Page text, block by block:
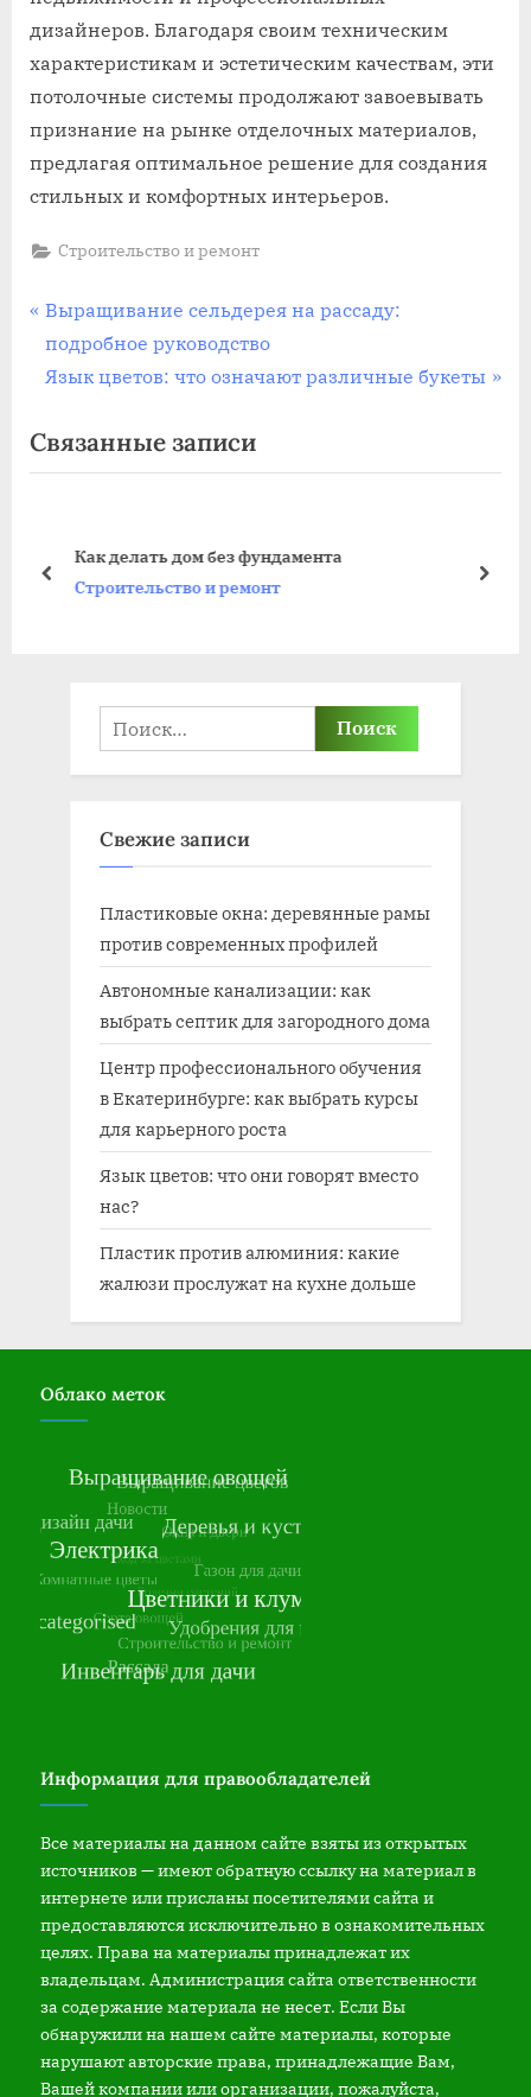
дизайнеров. Благодаря своим техническим
характеристикам и эстетическим качествам, эти
потолочные системы продолжают завоевывать
признание на рынке отделочных материалов,
предлагая оптимальное решение для создания
стильных и комфортных интерьеров.
Строительство и ремонт
Навигация
по
П
р
е
ы
д
а
Выращивание сельдерея на рассаду:
подробное руководство
С
е
д
щ
Язык цветов: что означают различные букеты
Связанные записи
Как делать дом без фундамента
Строительство и ремонт
пред
Найти:
Свежие записи
Пластиковые окна: деревянные рамы
против современных профилей
Автономные канализации: как
выбрать септик для загородного дома
Центр профессионального обучения
в Екатеринбурге: как выбрать курсы
для карьерного роста
Язык цветов: что они говорят вместо
нас?
Пластик против алюминия: какие
жалюзи прослужат на кухне дольше
Облако меток
Информация для правообладателей
Все материалы на данном сайте взяты из открытых
источников — имеют обратную ссылку на материал в
интернете или присланы посетителями сайта и
предоставляются исключительно в ознакомительных
целях. Права на материалы принадлежат их
владельцам. Администрация сайта ответственности
за содержание материала не несет. Если Вы
обнаружили на нашем сайте материалы, которые
нарушают авторские права, принадлежащие Вам,
Вашей компании или организации, пожалуйста,